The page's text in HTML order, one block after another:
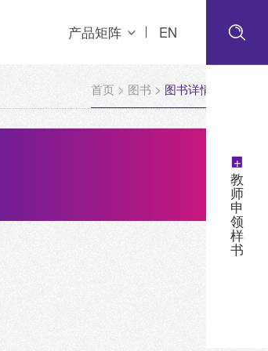
产品矩阵 EN
+
教
师
申
领
样
书
首页 > 图书 > 图书详情